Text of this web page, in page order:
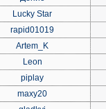
Lucky Star
rapid01019
Artem_K
Leon
piplay
maxy20